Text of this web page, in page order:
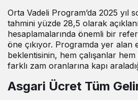
Orta Vadeli Program’da 2025 yıl
tahmini yüzde 28,5 olarak
hesaplamalarında önemli bir
öne çıkıyor. Programda yer alan
beklentisinin, hem çalışanlar
farklı zam oranlarına kapı
Asgari Ücret Tüm